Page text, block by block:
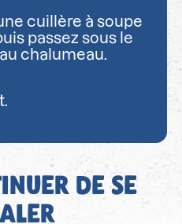
cuillère à soupe
passez sous le
chalumeau.
DE SE